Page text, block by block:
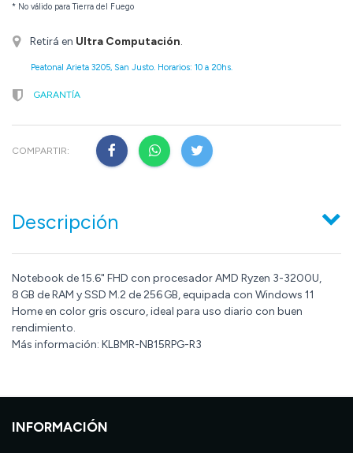
* No válido para Tierra del Fuego
Retirá en Ultra Computación.
Peatonal Arieta 3205, San Justo. Horarios: 10 a 20hs.
GARANTÍA
COMPARTIR:
Descripción
Notebook de 15.6" FHD con procesador AMD Ryzen 3-3200U,
8 GB de RAM y SSD M.2 de 256 GB, equipada con Windows 11
Home en color gris oscuro, ideal para uso diario con buen
rendimiento.
Más información: KLBMR-NB15RPG-R3
INFORMACIÓN